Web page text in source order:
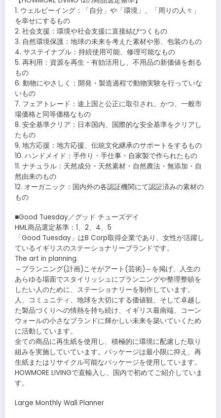
1. ウェルビーイング：「自分」や「環境」、「周りの人々」
を幸せにするもの
2. 社会支援：環境や社会支援に直接結びつくもの
3. 自然環境保護：地球の未来を考えた素材や形、包装のもの
4. サステイナブル：持続使用可能、修理可能なもの
5. 再利用：資源を再生・有効活用し、不用品の新価値を創る
もの
6. 動物にやさしく：開発・製造過程で動物実験を行っていな
いもの
7. フェアトレード：途上国と公正に取引され、かつ、一般市
場価格と同等価格なもの
8. 安全基準クリア：日本国内、国際的な安全基準をクリアし
たもの
9. 地方応援：地方応援、伝統文化継承のサポートをするもの
10. ハンドメイド：手作り・手仕事・自家製で作られたもの
11. ナチュラル：天然成分・天然素材・自然農法・無添加・自
然由来のもの
12. オーガニック：国内外の各認証機関にて認証済みの素材の
もの
■Good Tuesday／グッド チューズデイ
HML商品選定基準：1、2、4、5
「Good Tuesday」はB Corp取得企業であり、女性が活躍し
ているイギリスのステーショナリーブランドです。
The art in planning.
～プランニング(計画)こそがアート(芸術)～を掲げ、人生の
あらゆる場面でスタイリッシュにプランニングや整理整頓を
したい人のために、ステーショナリーを制作しています。
人、コミュニティ、地球を大切にする価値観、そして卓越し
た製品づくりへの情熱を持ち続け、イギリス最南端、コーン
ウォールの小さなブランドに輝かしい未来を築いていくため
に活動しています。
全ての商品に再生紙を使用し、積極的に環境に配慮した取り
組みを実施していています。パッケージは最小限に抑え、再
生紙またはリサイクル可能なパッケージを使用しています。
HOWMORE LIVINGで直輸入し、国内で初めてご紹介していま
す。
Large Monthly Wall Planner